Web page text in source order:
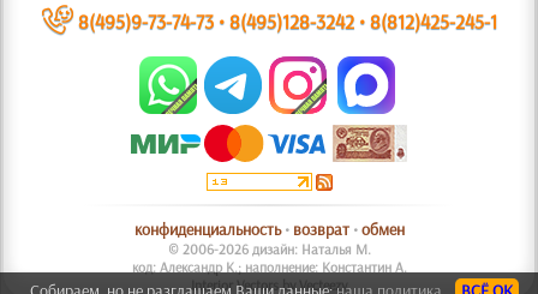
~ 8(495)9-73-74-73•8(495)128-3242•8(812)425-245-1
конфиденциальность• возврат•обмен
© 2006-2026 дизайн: Наталья М.
код: Александр К.; наполнение: Константин А.
Interior Vectors by Vecteezy